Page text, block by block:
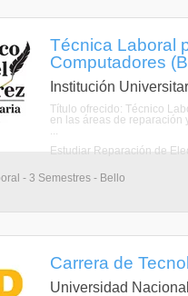
Técnica Laboral
Computadores
Institución
Título ofrecido: Técnico
en las áreas de reparación
...
Estudiar Reparación de
- 3 Semestres - Bello
Carrera de
Universidad